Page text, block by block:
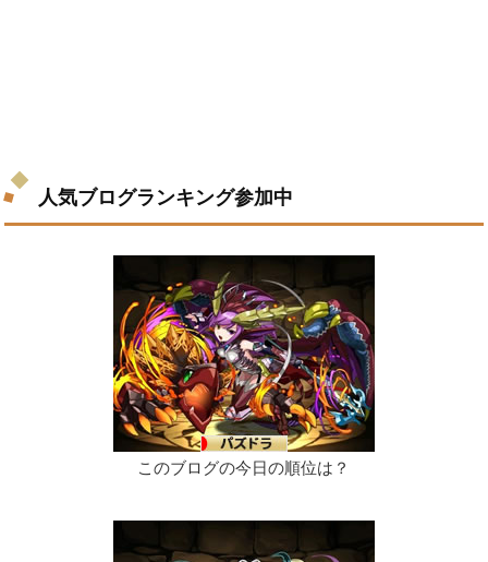
人気ブログランキング参加中
このブログの今日の順位は？